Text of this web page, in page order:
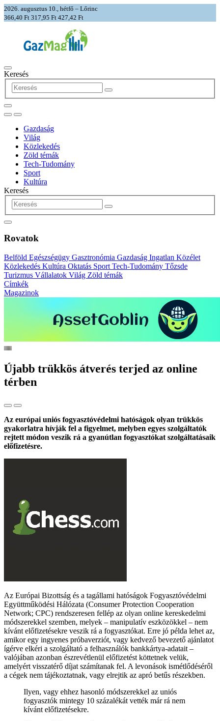
2026. augusztus 10., hétfő – Lőrinc
366,40 Ft 317,95 Ft 427,42 Ft
Keresés
Gazdaság
Világ
Közlekedés
Zöld témák
Tech-Tudomány
Sport
Kultúra
Keresés
Rovatok
Belföld Egészségügy Gasztronómia Gazdaság Ingatlan Közélet
Közlekedés Kultúra Oktatás Sport Tech-Tudomány Tőzsde
Turizmus Vállalatok Világ Zöld témák
Címkék
Magazinok
Újabb trükkös átverés terjed az online
térben
Az európai uniós fogyasztóvédelmi hatóságok olyan trükkös
gyakorlatra hívják fel a figyelmet, melyben egyes szolgáltatók
rejtett módon veszik rá a gyanútlan fogyasztókat szolgáltatásaik
előfizetésre.
Az Európai Bizottság és a tagállami hatóságok Fogyasztóvédelmi
Együttműködési Hálózata (Consumer Protection Cooperation
Network; CPC) rendszeresen fellép az olyan online kereskedelmi
módszerekkel szemben, melyek – manipulatív eszközökkel – nem
kívánt előfizetésekre veszik rá a fogyasztókat. Erre jó példa lehet az,
amikor egy ingyenes próbaverziót, vagy kedvező bevezető ajánlatot
ígérve elkéri a szolgáltató a felhasználók bankkártya-adatait –
valójában azonban észrevétlenül előfizetést köttetnek velük,
amelyért visszatérő díjat számítanak fel. A levonások ismétlődéséről
a cégek nem tájékoztatnak, vagy elrejtik az apró betűs részekben.
Ilyen, vagy ehhez hasonló módszerekkel az uniós
fogyasztók mintegy 10 százalékát vették már rá nem
kívánt előfizetésekre.